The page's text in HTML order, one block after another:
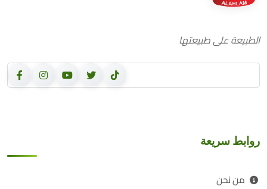
الطبيعة على طبيعتها
روابط سريعة
من نحن